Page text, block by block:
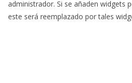
administrador. Si se añaden widgets
este será reemplazado por tales